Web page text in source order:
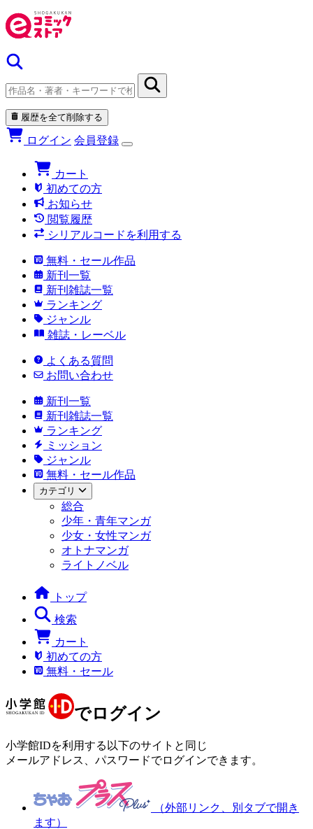
履歴を全て削除する
ログイン 会員登録
カート
初めての方
お知らせ
閲覧履歴
シリアルコードを利用する
無料・セール作品
新刊一覧
新刊雑誌一覧
ランキング
ジャンル
雑誌・レーベル
よくある質問
お問い合わせ
新刊一覧
新刊雑誌一覧
ランキング
ミッション
ジャンル
無料・セール作品
カテゴリ
総合
少年・青年マンガ
少女・女性マンガ
オトナマンガ
ライトノベル
トップ
検索
カート
初めての方
無料・セール
でログイン
小学館IDを利用する以下のサイトと同じ
メールアドレス、パスワードでログインできます。
（外部リンク、別タブで開き
ます）